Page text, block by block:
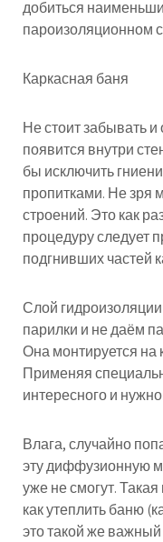
добиться
пароизоляционном
Каркасная баня
Не стоит забывать
появится внутри
бы исключить
пропитками. Не зря
строений. Это как
процедуру следует
подгнивших частей
Слой
парилки и не даём
Она монтируется на
Применяя
интересного и
Влага, случайно
эту диффузионную
уже не смогут.
как утеплить баню
это такой же важный